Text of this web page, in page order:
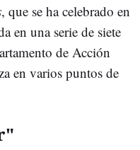
, que se ha celebrado en
en una serie de siete
de Acción
en varios puntos de